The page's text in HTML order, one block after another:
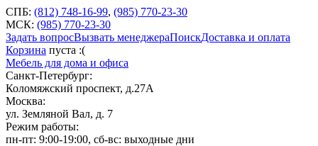
СПБ: (812) 748-16-99, (985) 770-23-30
МСК: (985) 770-23-30
Задать вопросВызвать менеджераПоискДоставка и оплата
Корзина пуста :(
Мебель для дома и офиса
Санкт-Петербург:
Коломяжский проспект, д.27А
Москва:
ул. Земляной Вал, д. 7
Режим работы:
пн-пт: 9:00-19:00, сб-вс: выходные дни